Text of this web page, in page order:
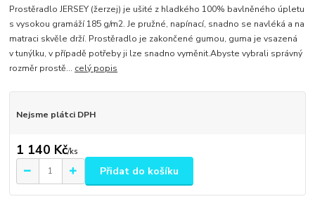
Prostěradlo JERSEY (žerzej) je ušité z hladkého 100% bavlněného úpletu
s vysokou gramáží 185 g/m2. Je pružné, napínací, snadno se navléká a na
matraci skvěle drží. Prostěradlo je zakončené gumou, guma je vsazená
v tunýlku, v případě potřeby ji lze snadno vyměnit.Abyste vybrali správný
rozměr prostě... celý popis
Nejsme plátci DPH
1 140 Kč/ks
Přidat do košíku